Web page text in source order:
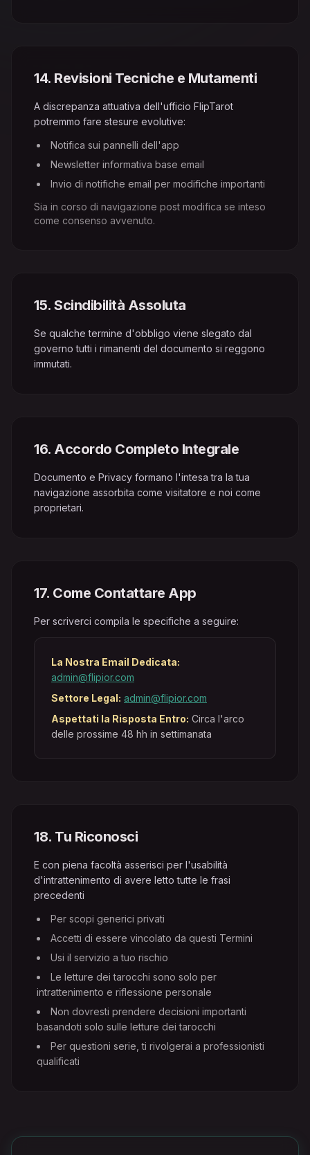
14. Revisioni Tecniche e Mutamenti
A discrepanza attuativa dell'ufficio FlipTarot
potremmo fare stesure evolutive:
Notifica sui pannelli dell'app
Newsletter informativa base email
Invio di notifiche email per modifiche importanti
Sia in corso di navigazione post modifica se inteso
come consenso avvenuto.
15. Scindibilità Assoluta
Se qualche termine d'obbligo viene slegato dal
governo tutti i rimanenti del documento si reggono
immutati.
16. Accordo Completo Integrale
Documento e Privacy formano l'intesa tra la tua
navigazione assorbita come visitatore e noi come
proprietari.
17. Come Contattare App
Per scriverci compila le specifiche a seguire:
La Nostra Email Dedicata:
admin@flipior.com
Settore Legal: admin@flipior.com
Aspettati la Risposta Entro: Circa l'arco
delle prossime 48 hh in settimanata
18. Tu Riconosci
E con piena facoltà asserisci per l'usabilità
d'intrattenimento di avere letto tutte le frasi
precedenti
Per scopi generici privati
Accetti di essere vincolato da questi Termini
Usi il servizio a tuo rischio
Le letture dei tarocchi sono solo per
intrattenimento e riflessione personale
Non dovresti prendere decisioni importanti
basandoti solo sulle letture dei tarocchi
Per questioni serie, ti rivolgerai a professionisti
qualificati